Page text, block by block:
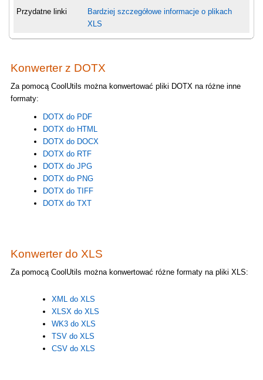
Przydatne linki
Bardziej szczegółowe informacje o plikach
XLS
Konwerter z DOTX
Za pomocą CoolUtils można konwertować pliki DOTX na różne inne
formaty:
DOTX do PDF
DOTX do HTML
DOTX do DOCX
DOTX do RTF
DOTX do JPG
DOTX do PNG
DOTX do TIFF
DOTX do TXT
Konwerter do XLS
Za pomocą CoolUtils można konwertować różne formaty na pliki XLS:
XML do XLS
XLSX do XLS
WK3 do XLS
TSV do XLS
CSV do XLS